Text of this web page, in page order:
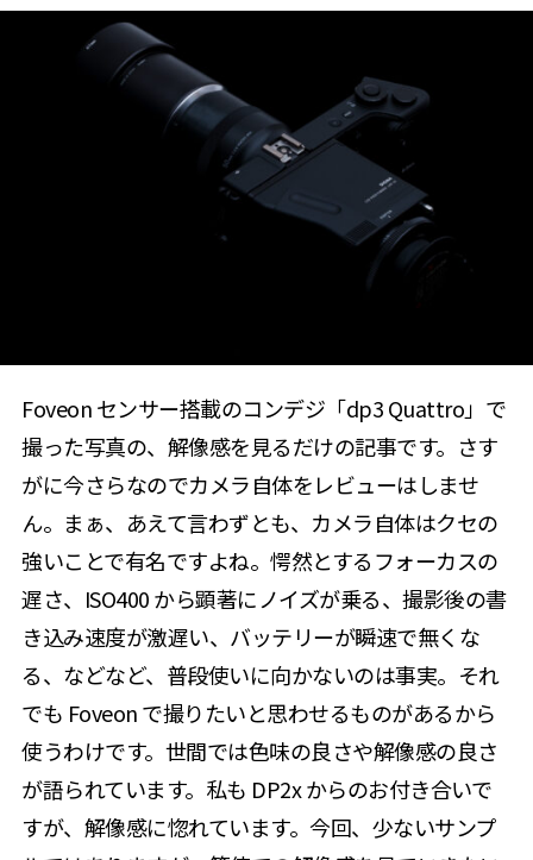
Foveon センサー搭載のコンデジ「dp3 Quattro」で
撮った写真の、解像感を見るだけの記事です。さす
がに今さらなのでカメラ自体をレビューはしませ
ん。まぁ、あえて言わずとも、カメラ自体はクセの
強いことで有名ですよね。愕然とするフォーカスの
遅さ、ISO400 から顕著にノイズが乗る、撮影後の書
き込み速度が激遅い、バッテリーが瞬速で無くな
る、などなど、普段使いに向かないのは事実。それ
でも Foveon で撮りたいと思わせるものがあるから
使うわけです。世間では色味の良さや解像感の良さ
が語られています。私も DP2x からのお付き合いで
すが、解像感に惚れています。今回、少ないサンプ